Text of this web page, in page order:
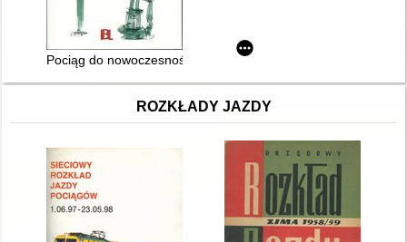
Pociąg do nowoczesności : szkice kolejowe
ROZKŁADY JAZDY